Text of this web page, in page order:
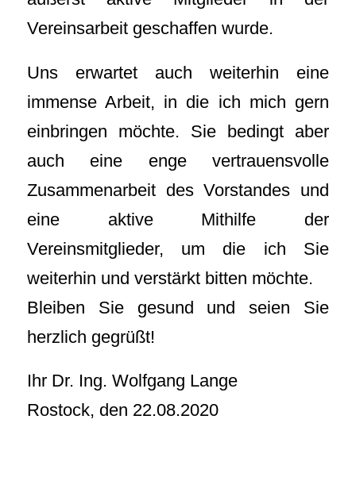
Vereinsarbeit geschaffen wurde.
Uns erwartet auch weiterhin eine
immense Arbeit, in die ich mich gern
einbringen möchte. Sie bedingt aber
auch eine enge vertrauensvolle
Zusammenarbeit des Vorstandes und
eine aktive Mithilfe der
Vereinsmitglieder, um die ich Sie
weiterhin und verstärkt bitten möchte.
Bleiben Sie gesund und seien Sie
herzlich gegrüßt!
Ihr Dr. Ing. Wolfgang Lange
Rostock, den 22.08.2020